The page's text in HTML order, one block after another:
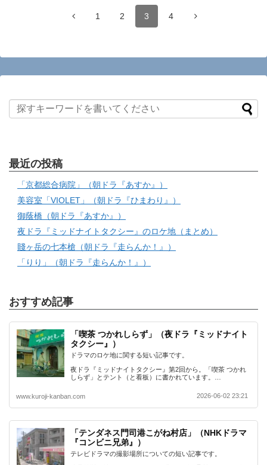
1 2 3 4
最近の投稿
「京都総合病院」（朝ドラ『あすか』）
美容室「VIOLET」（朝ドラ『ひまわり』）
御蔭橋（朝ドラ『あすか』）
夜ドラ『ミッドナイトタクシー』のロケ地（まとめ）
賤ヶ岳の七本槍（朝ドラ『走らんか！』）
「りり」（朝ドラ『走らんか！』）
おすすめ記事
「喫茶 つかれしらず」（夜ドラ『ミッドナイト
タクシー』）
ドラマのロケ地に関する短い記事です。
夜ドラ『ミッドナイトタクシー』第2回から。「喫茶 つかれ
しらず」とテント（と看板）に書かれています。…
www.kuroji-kanban.com 2026-06-02 23:21
「テンダネス門司港こがね村店」（NHKドラマ
『コンビニ兄弟』）
テレビドラマの撮影場所についての短い記事です。